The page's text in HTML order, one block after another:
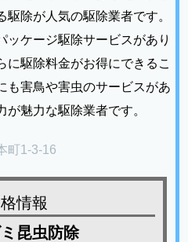
除が人気の駆除業者です。
ッケージ駆除サービスがあり
に駆除料金がお得にできるこ
も害鳥や害虫のサービスがあ
が魅力な駆除業者です。
町1-3-16
情報
昆虫防除